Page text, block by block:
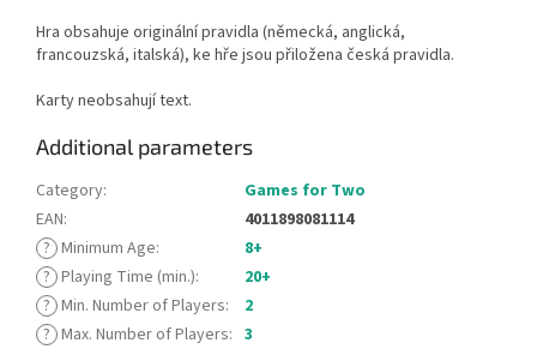
Hra obsahuje originální pravidla (německá, anglická,
francouzská, italská), ke hře jsou přiložena česká pravidla.
Karty neobsahují text.
Additional parameters
Category:
Games for Two
EAN:
4011898081114
? Minimum Age:
8+
? Playing Time (min.):
20+
? Min. Number of Players:
2
? Max. Number of Players: 3